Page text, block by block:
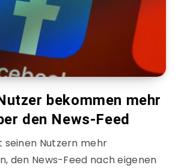
bekommen mehr
den News-Feed
seinen Nutzern mehr
den News-Feed nach eigenen